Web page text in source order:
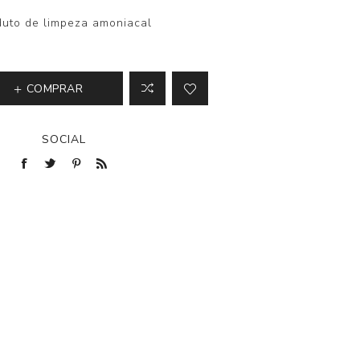
de limpeza amoniacal
COMPRAR
SOCIAL